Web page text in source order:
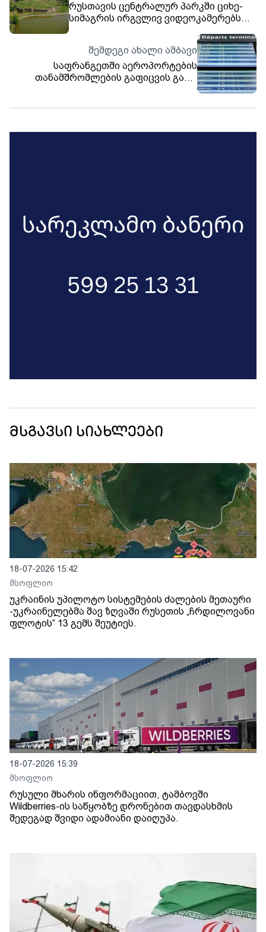
რუსთავის ცენტრალურ პარკში ციხე-
სიმაგრის ირგვლივ ვიდეოკამერებს
შემდეგი ახალი ამბავი
საფრანგეთში აეროპორტების
თანამშრომლების გაფიცვის გამო
მსგავსი სიახლეები
18-07-2026 15:42
მსოფლიო
უკრაინის უპილოტო სისტემების ძალების მეთაური
-უკრაინელებმა შავ ზღვაში რუსეთის „ჩრდილოვანი
ფლოტის“ 13 გემს შეუტიეს.
18-07-2026 15:39
მსოფლიო
რუსული მხარის ინფორმაციით, ტამბოვში
Wildberries-ის საწყობზე დრონებით თავდასხმის
შედეგად შვიდი ადამიანი დაიღუპა.